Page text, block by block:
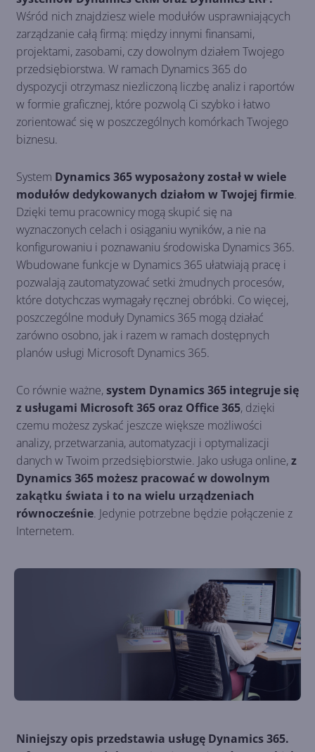
Wśród nich znajdziesz wiele modułów usprawniających
zarządzanie całą firmą: między innymi finansami,
projektami, zasobami, czy dowolnym działem Twojego
przedsiębiorstwa. W ramach Dynamics 365 do
dyspozycji otrzymasz niezliczoną liczbę analiz i raportów
w formie graficznej, które pozwolą Ci szybko i łatwo
zorientować się w poszczególnych komórkach Twojego
biznesu.
System Dynamics 365 wyposażony został w wiele
modułów dedykowanych działom w Twojej firmie.
Dzięki temu pracownicy mogą skupić się na
wyznaczonych celach i osiąganiu wyników, a nie na
konfigurowaniu i poznawaniu środowiska Dynamics 365.
Wbudowane funkcje w Dynamics 365 ułatwiają pracę i
pozwalają zautomatyzować setki żmudnych procesów,
które dotychczas wymagały ręcznej obróbki. Co więcej,
poszczególne moduły Dynamics 365 mogą działać
zarówno osobno, jak i razem w ramach dostępnych
planów usługi Microsoft Dynamics 365.
Co równie ważne,system Dynamics 365 integruje się
z usługami Microsoft 365 oraz Office 365, dzięki
czemu możesz zyskać jeszcze większe możliwości
analizy, przetwarzania, automatyzacji i optymalizacji
danych w Twoim przedsiębiorstwie. Jako usługa online,z
Dynamics 365 możesz pracować w dowolnym
zakątku świata i to na wielu urządzeniach
równocześnie. Jedynie potrzebne będzie połączenie z
Internetem.
Niniejszy opis przedstawia usługę Dynamics 365.